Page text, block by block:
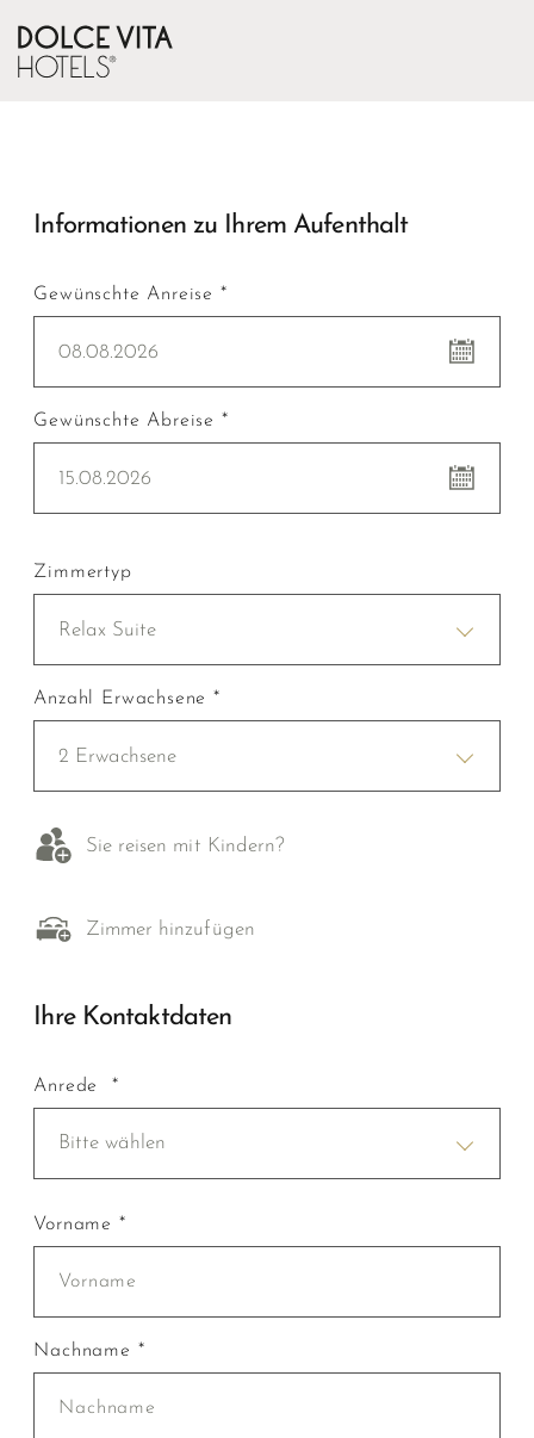
Informationen zu Ihrem Aufenthalt
Gewünschte Anreise *
08.08.2026
Gewünschte Abreise *
15.08.2026
Zimmertyp
Relax Suite
Anzahl Erwachsene *
2 Erwachsene
Sie reisen mit Kindern?
Zimmer hinzufügen
Ihre Kontaktdaten
Anrede *
Bitte wählen
Vorname *
Nachname *